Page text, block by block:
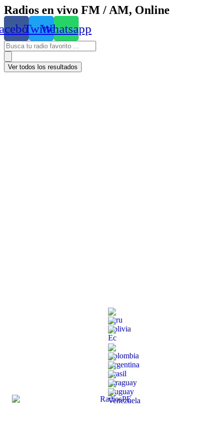
Radios en vivo FM / AM, Online
TwitterWhatsapp
Ver todos los resultados